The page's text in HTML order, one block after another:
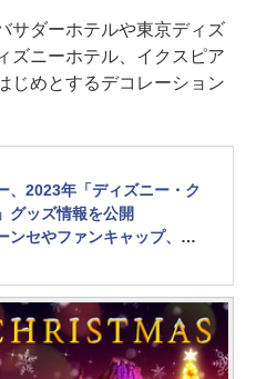
ダーホテルや東京ディズ
ズニーホテル、イクスピア
じめとするデコレーション
、2023年「ディズニー・ク
グッズ情報を公開
ンセやファンキャップ、セ